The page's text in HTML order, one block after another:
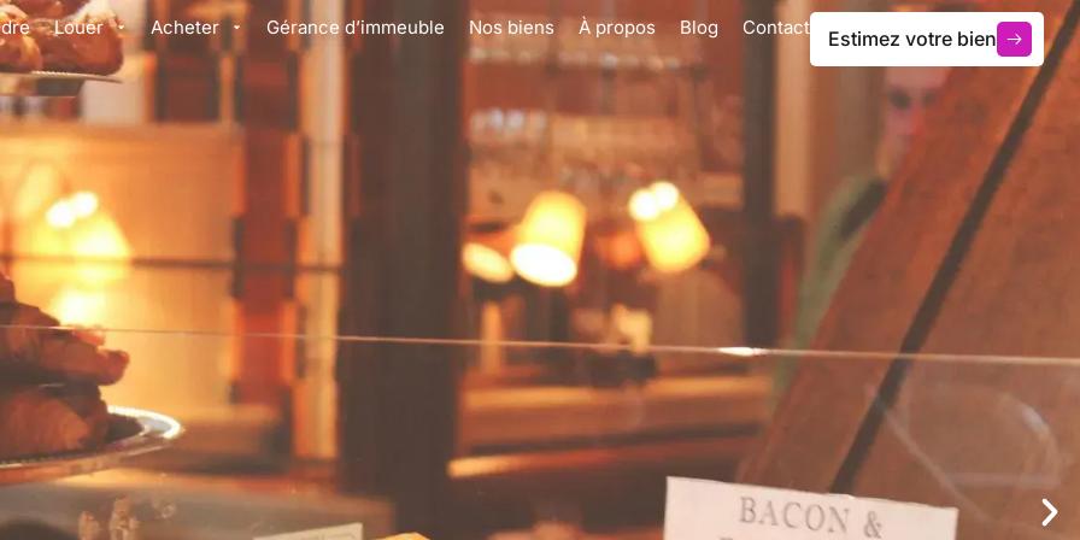
Louer Acheter Gérance d’immeuble Nos biens À propos Blog Contact Estimez votre bien